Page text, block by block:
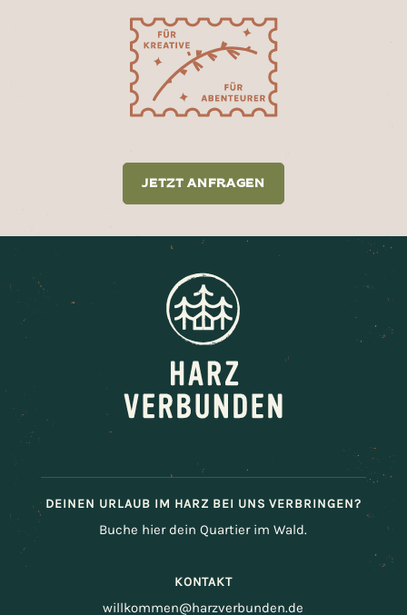
JETZT ANFRAGEN
DEINEN URLAUB IM HARZ BEI UNS VERBRINGEN?
Buche hier dein Quartier im Wald.
KONTAKT
willkommen@harzverbunden.de